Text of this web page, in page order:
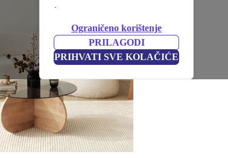
.
Ograničeno korištenje
PRILAGODI
PRIHVATI SVE KOLAČIĆE